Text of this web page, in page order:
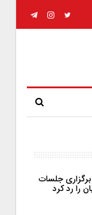
برگزاری جلسات
را رد کرد